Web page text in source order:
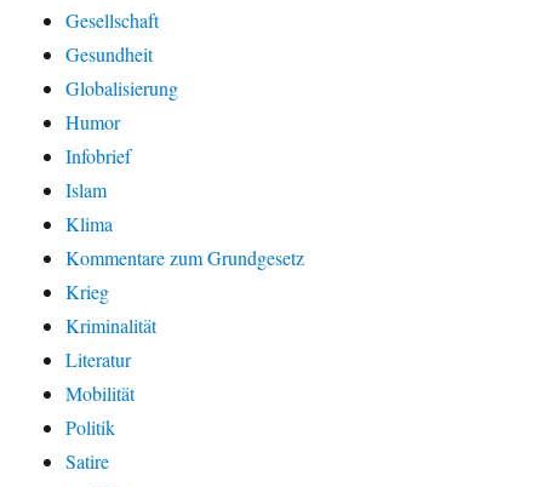
Gesellschaft
Gesundheit
Globalisierung
Humor
Infobrief
Islam
Klima
Kommentare zum Grundgesetz
Krieg
Kriminalität
Literatur
Mobilität
Politik
Satire